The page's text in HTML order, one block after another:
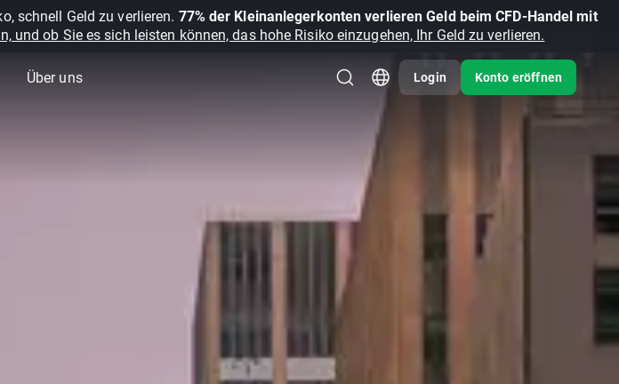
schnell Geld zu verlieren. 77% der Kleinanlegerkonten verlieren Geld beim CFD-Handel mit
und ob Sie es sich leisten können, das hohe Risiko einzugehen, Ihr Geld zu verlieren.
Über uns Login Konto eröffnen